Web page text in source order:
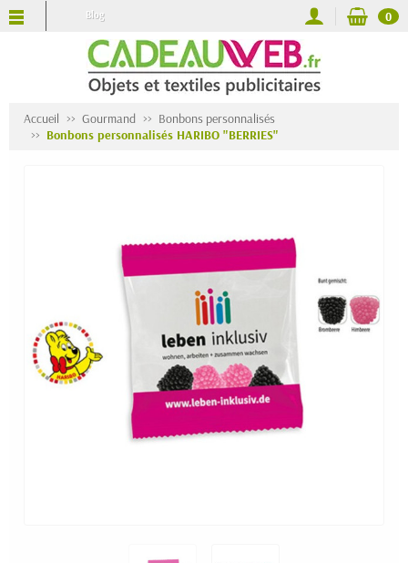
Blog 0
Accueil Gourmand
Bonbons personnalisés
Bonbons personnalisés HARIBO "BERRIES"